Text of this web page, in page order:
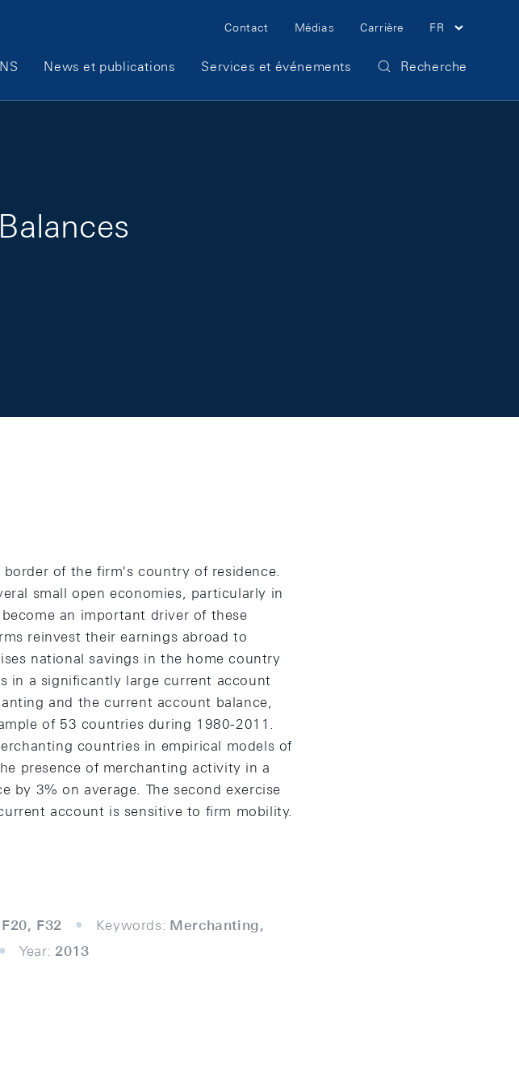
Meta Navigation
Contact Médias Carrière FR
NavigationNews et publications Services et événements Recherche
of the firm's country of residence.
small open economies, particularly in
an important driver of these
reinvest their earnings abroad to
national savings in the home country
in a significantly large current account
and the current account balance,
of 53 countries during 1980-2011.
countries in empirical models of
presence of merchanting activity in a
by 3% on average. The second exercise
account is sensitive to firm mobility.
F32 Keywords: Merchanting,
Year: 2013